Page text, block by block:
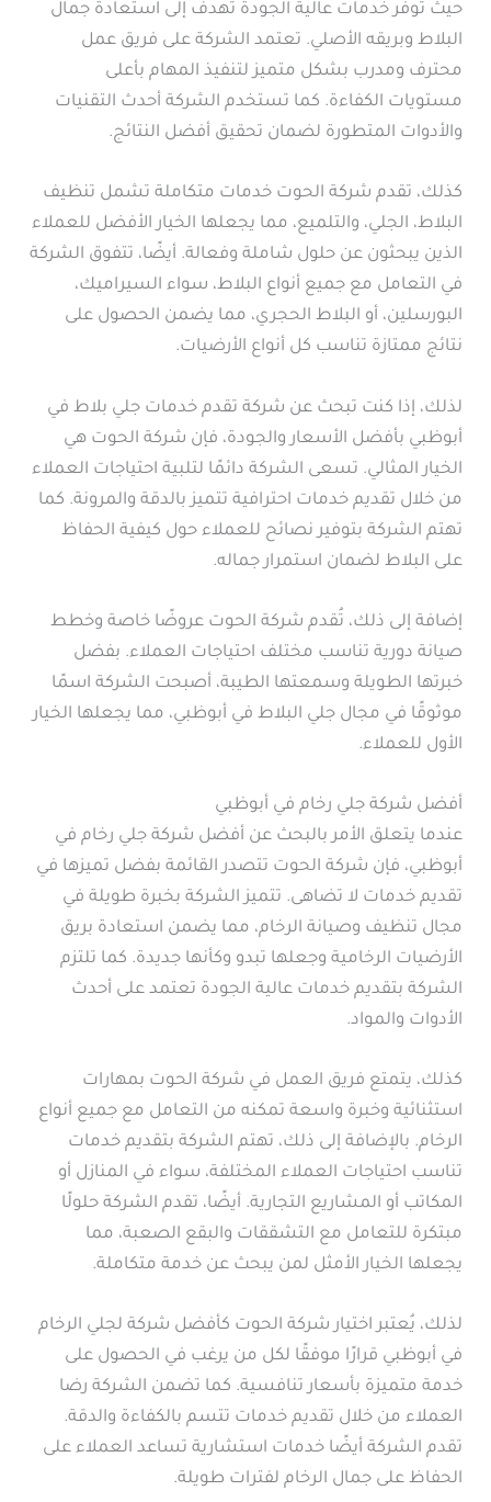
حيث توفر خدمات عالية الجودة تهدف إلى استعادة جمال
البلاط وبريقه الأصلي. تعتمد الشركة على فريق عمل
محترف ومدرب بشكل متميز لتنفيذ المهام بأعلى
مستويات الكفاءة. كما تستخدم الشركة أحدث التقنيات
والأدوات المتطورة لضمان تحقيق أفضل النتائج.
كذلك، تقدم شركة الحوت خدمات متكاملة تشمل تنظيف
البلاط، الجلي، والتلميع، مما يجعلها الخيار الأفضل للعملاء
الذين يبحثون عن حلول شاملة وفعالة. أيضًا، تتفوق الشركة
في التعامل مع جميع أنواع البلاط، سواء السيراميك،
البورسلين، أو البلاط الحجري، مما يضمن الحصول على
نتائج ممتازة تناسب كل أنواع الأرضيات.
لذلك، إذا كنت تبحث عن شركة تقدم خدمات جلي بلاط في
أبوظبي بأفضل الأسعار والجودة، فإن شركة الحوت هي
الخيار المثالي. تسعى الشركة دائمًا لتلبية احتياجات العملاء
من خلال تقديم خدمات احترافية تتميز بالدقة والمرونة. كما
تهتم الشركة بتوفير نصائح للعملاء حول كيفية الحفاظ
على البلاط لضمان استمرار جماله.
إضافة إلى ذلك، تُقدم شركة الحوت عروضًا خاصة وخطط
صيانة دورية تناسب مختلف احتياجات العملاء. بفضل
خبرتها الطويلة وسمعتها الطيبة، أصبحت الشركة اسمًا
موثوقًا في مجال جلي البلاط في أبوظبي، مما يجعلها الخيار
الأول للعملاء.
أفضل شركة جلي رخام في أبوظبي
عندما يتعلق الأمر بالبحث عن أفضل شركة جلي رخام في
أبوظبي، فإن شركة الحوت تتصدر القائمة بفضل تميزها في
تقديم خدمات لا تضاهى. تتميز الشركة بخبرة طويلة في
مجال تنظيف وصيانة الرخام، مما يضمن استعادة بريق
الأرضيات الرخامية وجعلها تبدو وكأنها جديدة. كما تلتزم
الشركة بتقديم خدمات عالية الجودة تعتمد على أحدث
الأدوات والمواد.
كذلك، يتمتع فريق العمل في شركة الحوت بمهارات
استثنائية وخبرة واسعة تمكنه من التعامل مع جميع أنواع
الرخام. بالإضافة إلى ذلك، تهتم الشركة بتقديم خدمات
تناسب احتياجات العملاء المختلفة، سواء في المنازل أو
المكاتب أو المشاريع التجارية. أيضًا، تقدم الشركة حلولًا
مبتكرة للتعامل مع التشققات والبقع الصعبة، مما
يجعلها الخيار الأمثل لمن يبحث عن خدمة متكاملة.
لذلك، يُعتبر اختيار شركة الحوت كأفضل شركة لجلي الرخام
في أبوظبي قرارًا موفقًا لكل من يرغب في الحصول على
خدمة متميزة بأسعار تنافسية. كما تضمن الشركة رضا
العملاء من خلال تقديم خدمات تتسم بالكفاءة والدقة.
تقدم الشركة أيضًا خدمات استشارية تساعد العملاء على
الحفاظ على جمال الرخام لفترات طويلة.